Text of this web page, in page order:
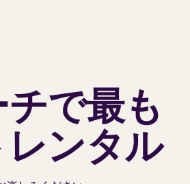
で最も
ンタル